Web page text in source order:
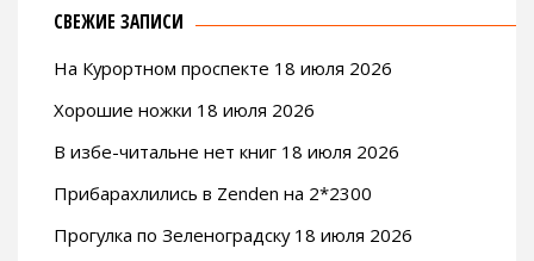
СВЕЖИЕ ЗАПИСИ
На Курортном проспекте 18 июля 2026
Хорошие ножки 18 июля 2026
В избе-читальне нет книг 18 июля 2026
Прибарахлились в Zenden на 2*2300
Прогулка по Зеленоградску 18 июля 2026